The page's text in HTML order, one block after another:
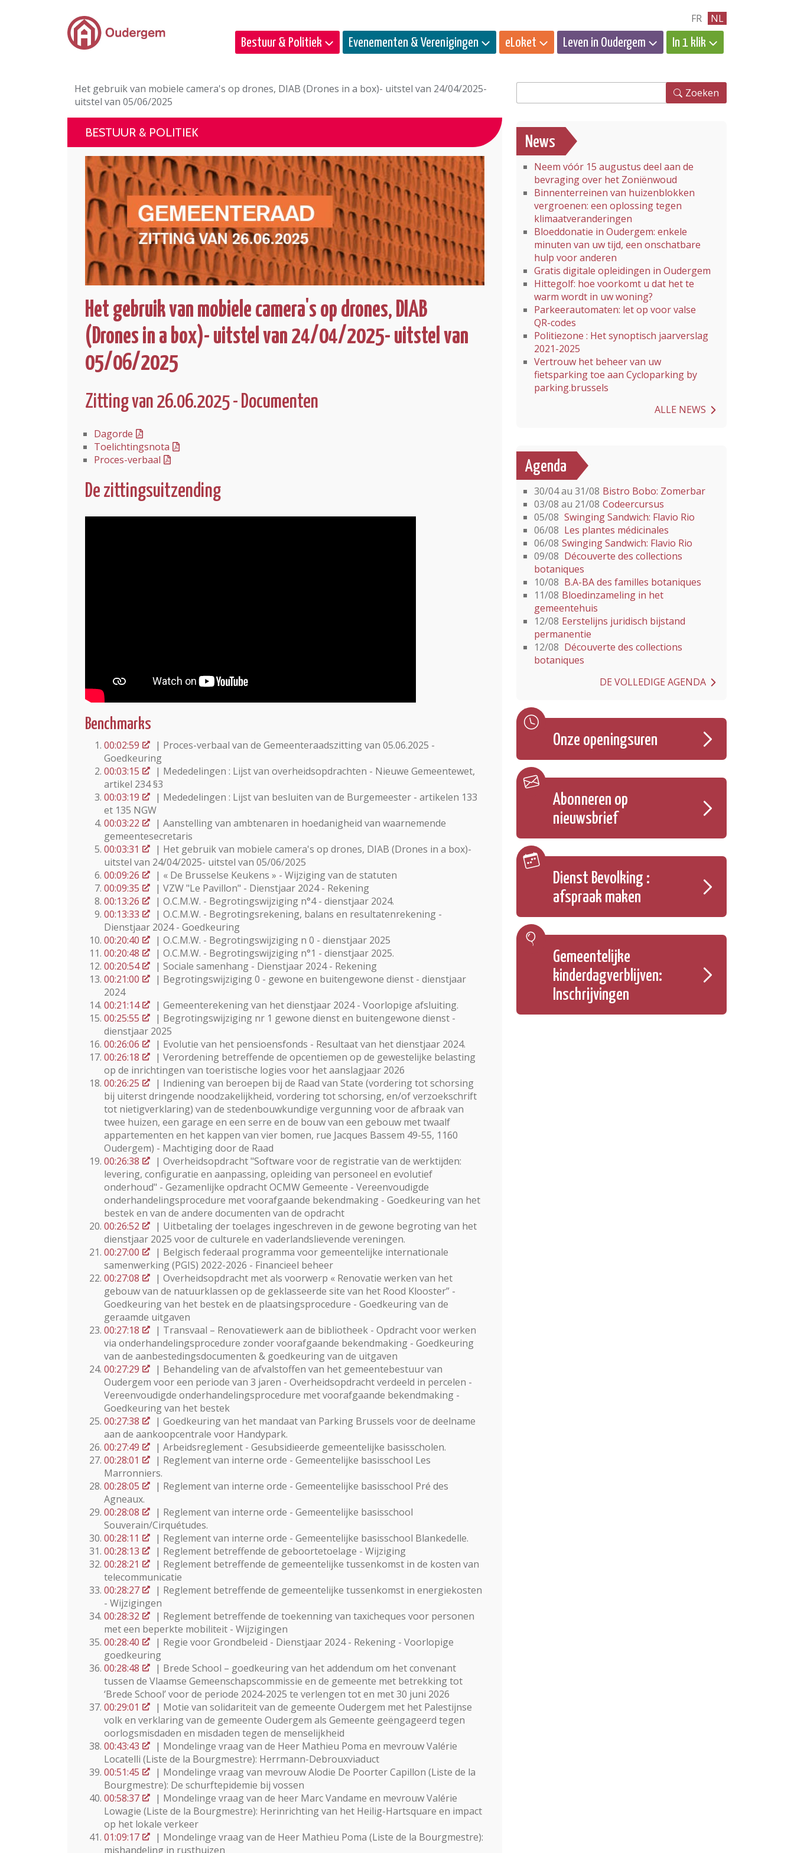
Ga naar de hoofdinhoud FR NL
Bestuur & Politiek Evenementen & Verenigingen eLoket Leven in Oudergem In 1 klik
Het gebruik van mobiele camera's op drones, DIAB (Drones in a box)- uitstel van 24/04/2025-
uitstel van 05/06/2025
BESTUUR & POLITIEK
Het gebruik van mobiele camera's op drones, DIAB
(Drones in a box)- uitstel van 24/04/2025- uitstel van
05/06/2025
Zitting van 26.06.2025 - Documenten
Dagorde
Toelichtingsnota
Proces-verbaal
De zittingsuitzending
Benchmarks
00:02:59
| Proces-verbaal van de Gemeenteraadszitting van 05.06.2025 -
Goedkeuring
00:03:15
| Mededelingen : Lijst van overheidsopdrachten - Nieuwe Gemeentewet,
artikel 234 §3
00:03:19
| Mededelingen : Lijst van besluiten van de Burgemeester - artikelen 133
et 135 NGW
00:03:22
| Aanstelling van ambtenaren in hoedanigheid van waarnemende
gemeentesecretaris
00:03:31
| Het gebruik van mobiele camera's op drones, DIAB (Drones in a box)-
uitstel van 24/04/2025- uitstel van 05/06/2025
00:09:26
| « De Brusselse Keukens » - Wijziging van de statuten
00:09:35
| VZW "Le Pavillon" - Dienstjaar 2024 - Rekening
00:13:26
| O.C.M.W. - Begrotingswijziging n°4 - dienstjaar 2024.
00:13:33
| O.C.M.W. - Begrotingsrekening, balans en resultatenrekening -
Dienstjaar 2024 - Goedkeuring
00:20:40
| O.C.M.W. - Begrotingswijziging n 0 - dienstjaar 2025
00:20:48
| O.C.M.W. - Begrotingswijziging n°1 - dienstjaar 2025.
00:20:54
| Sociale samenhang - Dienstjaar 2024 - Rekening
00:21:00
| Begrotingswijziging 0 - gewone en buitengewone dienst - dienstjaar
2024
00:21:14
| Gemeenterekening van het dienstjaar 2024 - Voorlopige afsluiting.
00:25:55
| Begrotingswijziging nr 1 gewone dienst en buitengewone dienst -
dienstjaar 2025
00:26:06
| Evolutie van het pensioensfonds - Resultaat van het dienstjaar 2024.
00:26:18
| Verordening betreffende de opcentiemen op de gewestelijke belasting
op de inrichtingen van toeristische logies voor het aanslagjaar 2026
00:26:25
| Indiening van beroepen bij de Raad van State (vordering tot schorsing
bij uiterst dringende noodzakelijkheid, vordering tot schorsing, en/of verzoekschrift
tot nietigverklaring) van de stedenbouwkundige vergunning voor de afbraak van
twee huizen, een garage en een serre en de bouw van een gebouw met twaalf
appartementen en het kappen van vier bomen, rue Jacques Bassem 49-55, 1160
Oudergem) - Machtiging door de Raad
00:26:38
| Overheidsopdracht "Software voor de registratie van de werktijden:
levering, configuratie en aanpassing, opleiding van personeel en evolutief
onderhoud" - Gezamenlijke opdracht OCMW Gemeente - Vereenvoudigde
onderhandelingsprocedure met voorafgaande bekendmaking - Goedkeuring van het
bestek en van de andere documenten van de opdracht
00:26:52
| Uitbetaling der toelages ingeschreven in de gewone begroting van het
dienstjaar 2025 voor de culturele en vaderlandslievende vereningen.
00:27:00
| Belgisch federaal programma voor gemeentelijke internationale
samenwerking (PGIS) 2022-2026 - Financieel beheer
00:27:08
| Overheidsopdracht met als voorwerp « Renovatie werken van het
gebouw van de natuurklassen op de geklasseerde site van het Rood Klooster” -
Goedkeuring van het bestek en de plaatsingsprocedure - Goedkeuring van de
geraamde uitgaven
00:27:18
| Transvaal – Renovatiewerk aan de bibliotheek - Opdracht voor werken
via onderhandelingsprocedure zonder voorafgaande bekendmaking - Goedkeuring
van de aanbestedingsdocumenten & goedkeuring van de uitgaven
00:27:29
| Behandeling van de afvalstoffen van het gemeentebestuur van
Oudergem voor een periode van 3 jaren - Overheidsopdracht verdeeld in percelen -
Vereenvoudigde onderhandelingsprocedure met voorafgaande bekendmaking -
Goedkeuring van het bestek
00:27:38
| Goedkeuring van het mandaat van Parking Brussels voor de deelname
aan de aankoopcentrale voor Handypark.
00:27:49
| Arbeidsreglement - Gesubsidieerde gemeentelijke basisscholen.
00:28:01
| Reglement van interne orde - Gemeentelijke basisschool Les
Marronniers.
00:28:05
| Reglement van interne orde - Gemeentelijke basisschool Pré des
Agneaux.
00:28:08
| Reglement van interne orde - Gemeentelijke basisschool
Souverain/Cirquétudes.
00:28:11
| Reglement van interne orde - Gemeentelijke basisschool Blankedelle.
00:28:13
| Reglement betreffende de geboortetoelage - Wijziging
00:28:21
| Reglement betreffende de gemeentelijke tussenkomst in de kosten van
telecommunicatie
00:28:27
| Reglement betreffende de gemeentelijke tussenkomst in energiekosten
- Wijzigingen
00:28:32
| Reglement betreffende de toekenning van taxicheques voor personen
met een beperkte mobiliteit - Wijzigingen
00:28:40
| Regie voor Grondbeleid - Dienstjaar 2024 - Rekening - Voorlopige
goedkeuring
00:28:48
| Brede School – goedkeuring van het addendum om het convenant
tussen de Vlaamse Gemeenschapscommissie en de gemeente met betrekking tot
‘Brede School’ voor de periode 2024-2025 te verlengen tot en met 30 juni 2026
00:29:01
| Motie van solidariteit van de gemeente Oudergem met het Palestijnse
volk en verklaring van de gemeente Oudergem als Gemeente geëngageerd tegen
oorlogsmisdaden en misdaden tegen de menselijkheid
00:43:43
| Mondelinge vraag van de Heer Mathieu Poma en mevrouw Valérie
Locatelli (Liste de la Bourgmestre): Herrmann-Debrouxviaduct
00:51:45
| Mondelinge vraag van mevrouw Alodie De Poorter Capillon (Liste de la
Bourgmestre): De schurftepidemie bij vossen
00:58:37
| Mondelinge vraag van de heer Marc Vandame en mevrouw Valérie
Lowagie (Liste de la Bourgmestre): Herinrichting van het Heilig-Hartsquare en impact
op het lokale verkeer
01:09:17
| Mondelinge vraag van de Heer Mathieu Poma (Liste de la Bourgmestre):
mishandeling in rusthuizen
Zoeken
News
Neem vóór 15 augustus deel aan de
bevraging over het Zoniënwoud
Binnenterreinen van huizenblokken
vergroenen: een oplossing tegen
klimaatveranderingen
Bloeddonatie in Oudergem: enkele
minuten van uw tijd, een onschatbare
hulp voor anderen
Gratis digitale opleidingen in Oudergem
Hittegolf: hoe voorkomt u dat het te
warm wordt in uw woning?
Parkeerautomaten: let op voor valse
QR-codes
Politiezone : Het synoptisch jaarverslag
2021-2025
Vertrouw het beheer van uw
fietsparking toe aan Cycloparking by
parking.brussels
ALLE NEWS
Agenda
30/04 au 31/08 Bistro Bobo: Zomerbar
03/08 au 21/08 Codeercursus
05/08 Swinging Sandwich: Flavio Rio
06/08 Les plantes médicinales
06/08 Swinging Sandwich: Flavio Rio
09/08 Découverte des collections
botaniques
10/08 B.A-BA des familles botaniques
11/08 Bloedinzameling in het
gemeentehuis
12/08 Eerstelijns juridisch bijstand
permanentie
12/08 Découverte des collections
botaniques
DE VOLLEDIGE AGENDA
Onze openingsuren
Abonneren op
nieuwsbrief
Dienst Bevolking :
afspraak maken
Gemeentelijke
kinderdagverblijven:
Inschrijvingen